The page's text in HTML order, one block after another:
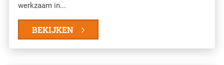
werkzaam in...
BEKIJKEN